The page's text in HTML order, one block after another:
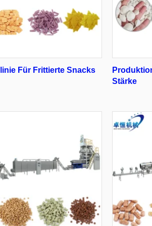
Für Frittierte Snacks
Stärke